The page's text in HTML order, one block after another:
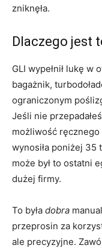
zniknęła.
Dlaczego jest
GLI wypełnił lukę w
bagażnik,
ograniczonym
Jeśli nie
możliwość
wynosiła poniżej 35
może był to ostatni
dużej firmy.
To była dobra
przeprosin za
ale precyzyjne.